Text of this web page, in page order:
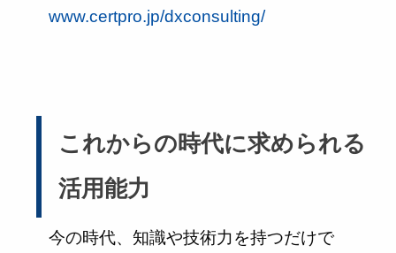
www.certpro.jp/dxconsulting/
これからの時代に求められる
活用能力
今の時代、知識や技術力を持つだけで